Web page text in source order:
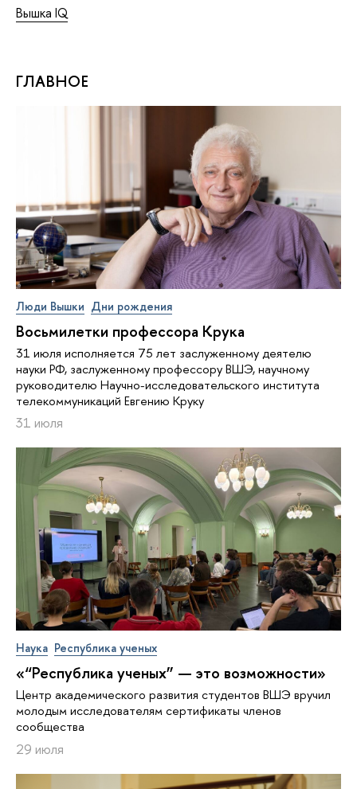
Вышка IQ
ГЛАВНОЕ
Люди Вышки Дни рождения
Восьмилетки профессора Крука
31 июля исполняется 75 лет заслуженному деятелю
науки РФ, заслуженному профессору ВШЭ, научному
руководителю Научно-исследовательского института
телекоммуникаций Евгению Круку
31 июля
Наука Республика ученых
«“Республика ученых” — это возможности»
Центр академического развития студентов ВШЭ вручил
молодым исследователям сертификаты членов
сообщества
29 июля